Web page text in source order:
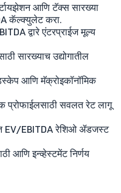
आणि टॅक्स सारख्या
कॅल्क्युलेट करा.
द्वारे एंटरप्राईज मूल्य
सारख्याच उद्योगातील
आणि मॅक्रोइकॉनॉमिक
प्रोफाईलसाठी सवलत रेट लागू
EV/EBITDA रेशिओ ॲडजस्ट
आणि इन्व्हेस्टमेंट निर्णय